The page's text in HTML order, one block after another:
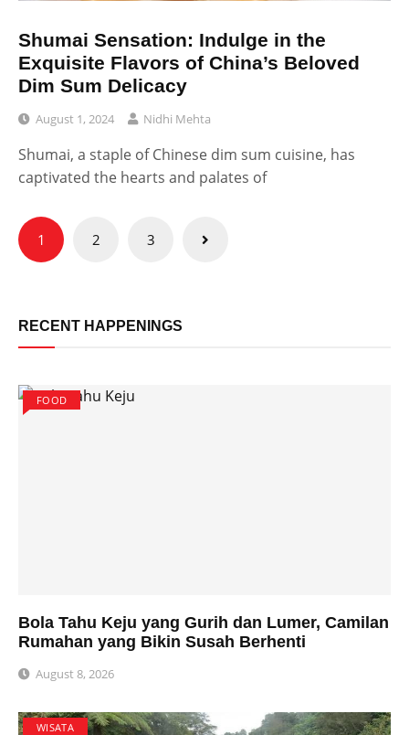
Shumai Sensation: Indulge in the
Exquisite Flavors of China’s Beloved
Dim Sum Delicacy
August 1, 2024 Nidhi Mehta
Shumai, a staple of Chinese dim sum cuisine, has
captivated the hearts and palates of
Posts
pagination
1 2 3
RECENT HAPPENINGS
FOOD
Bola Tahu Keju yang Gurih dan Lumer, Camilan
Rumahan yang Bikin Susah Berhenti
August 8, 2026
WISATA